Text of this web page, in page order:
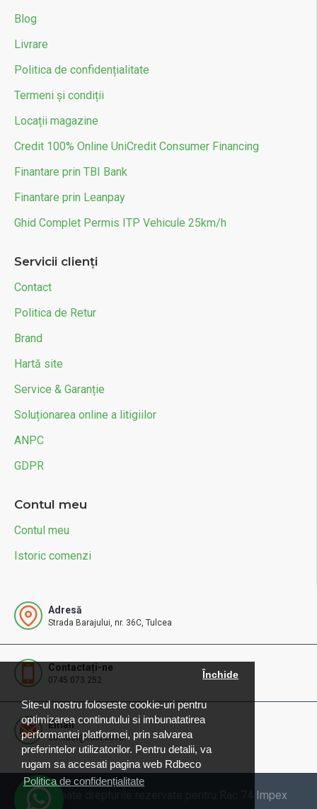
Site-ul nostru foloseste cookie-uri pentru
optimizarea continutului si imbunatatirea
performantei platformei, prin salvarea
preferintelor utilizatorilor. Pentru detalii, va
rugam sa accesati pagina web Rdbeco
Politica de confidențialitate
Închide
Blog
Livrare
Politica de confidențialitate
Termeni și condiții
Locații magazine
Credit 100% Online UniCredit Consumer Financing
Finantare prin TBI Bank
Finantare prin Leanpay
Ghid Complet Permis ITP Vehicule 25km/h
Servicii clienți
Contact
Politica de Retur
Brand
Hartă site
Service & Garanție
Soluționarea online a litigiilor
ANPC
GDPR
Contul meu
Contul meu
Istoric comenzi
Adresă
Strada Barajului, nr. 36C, Tulcea
Contactați-ne
0745.073.252
Email
contact@rdbeco.ro
© 2025 Toate drepturile rezervate pentru Rac 74 Impex